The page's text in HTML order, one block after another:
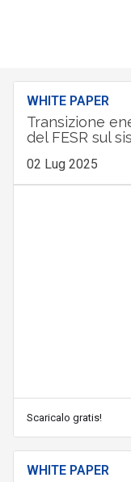
WHITE PAPER
Transizione
del FESR sul
02 Lug 2025
Scaricalo gratis!
WHITE PAPER